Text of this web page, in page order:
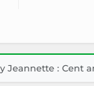
Jeannette : Cent